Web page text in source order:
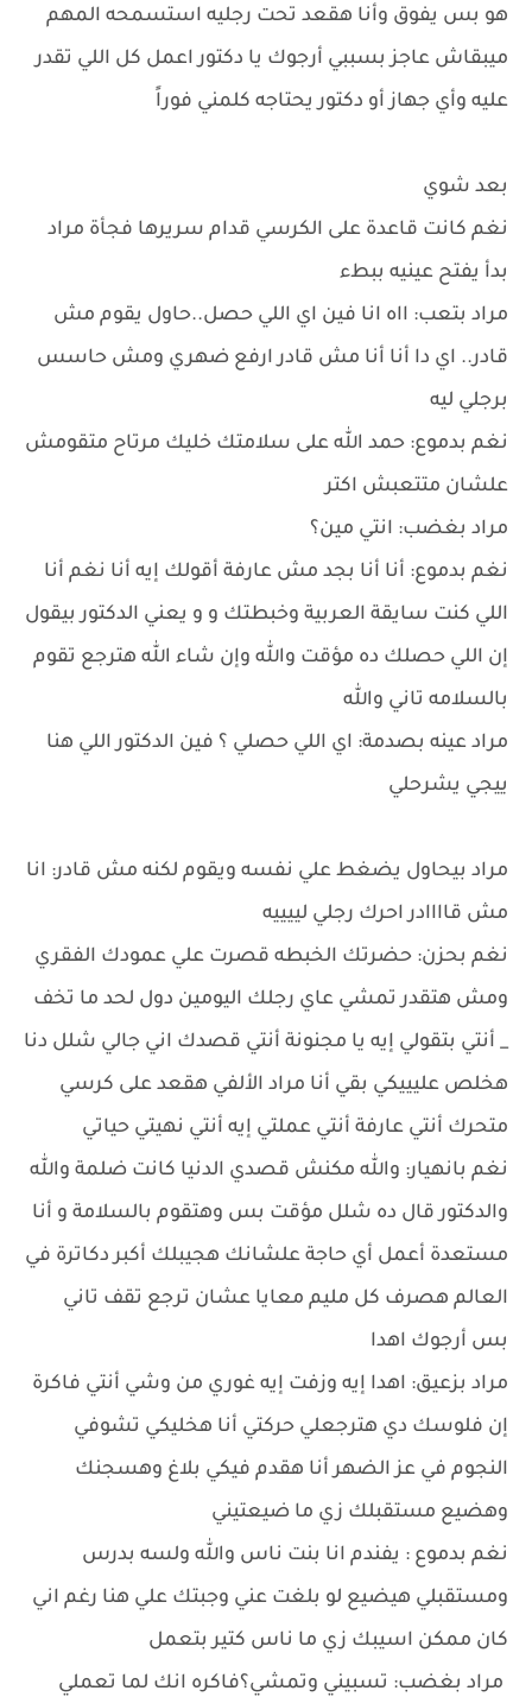
هو بس يفوق وأنا هقعد تحت رجليه استسمحه المهم
ميبقاش عاجز بسببي أرجوك يا دكتور اعمل كل اللي تقدر
عليه وأي جهاز أو دكتور يحتاجه كلمني فوراً
بعد شوي
نغم كانت قاعدة على الكرسي قدام سريرها فجأة مراد
بدأ يفتح عينيه ببطء
مراد بتعب: ااه انا فين اي اللي حصل..حاول يقوم مش
قادر.. اي دا أنا أنا مش قادر ارفع ضهري ومش حاسس
برجلي ليه
نغم بدموع: حمد الله على سلامتك خليك مرتاح متقومش
علشان متتعبش اكتر
مراد بغضب: انتي مين؟
نغم بدموع: أنا أنا بجد مش عارفة أقولك إيه أنا نغم أنا
اللي كنت سايقة العربية وخبطتك و و يعني الدكتور بيقول
إن اللي حصلك ده مؤقت والله وإن شاء الله هترجع تقوم
بالسلامه تاني والله
مراد عينه بصدمة: اي اللي حصلي ؟ فين الدكتور اللي هنا
ييجي يشرحلي
مراد بيحاول يضغط علي نفسه ويقوم لكنه مش قادر: انا
مش قاااادر احرك رجلي لييييه
نغم بحزن: حضرتك الخبطه قصرت علي عمودك الفقري
ومش هتقدر تمشي عاي رجلك اليومين دول لحد ما تخف
_ أنتي بتقولي إيه يا مجنونة أنتي قصدك اني جالي شلل دنا
هخلص عليييكي بقي أنا مراد الألفي هقعد على كرسي
متحرك أنتي عارفة أنتي عملتي إيه أنتي نهيتي حياتي
نغم بانهيار: والله مكنش قصدي الدنيا كانت ضلمة والله
والدكتور قال ده شلل مؤقت بس وهتقوم بالسلامة و أنا
مستعدة أعمل أي حاجة علشانك هجيبلك أكبر دكاترة في
العالم هصرف كل مليم معايا عشان ترجع تقف تاني
بس أرجوك اهدا
مراد بزعيق: اهدا إيه وزفت إيه غوري من وشي أنتي فاكرة
إن فلوسك دي هترجعلي حركتي أنا هخليكي تشوفي
النجوم في عز الضهر أنا هقدم فيكي بلاغ وهسجنك
وهضيع مستقبلك زي ما ضيعتيني
نغم بدموع : يفندم انا بنت ناس والله ولسه بدرس
ومستقبلي هيضيع لو بلغت عني وجبتك علي هنا رغم اني
كان ممكن اسيبك زي ما ناس كتير بتعمل
مراد بغضب: تسبيني وتمشي؟فاكره انك لما تعملي